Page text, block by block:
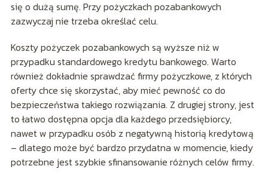
się o dużą sumę. Przy pożyczkach pozabankowych
zazwyczaj nie trzeba określać celu.
Koszty pożyczek pozabankowych są wyższe niż w
przypadku standardowego kredytu bankowego. Warto
również dokładnie sprawdzać firmy pożyczkowe, z których
oferty chce się skorzystać, aby mieć pewność co do
bezpieczeństwa takiego rozwiązania. Z drugiej strony, jest
to łatwo dostępna opcja dla każdego przedsiębiorcy,
nawet w przypadku osób z negatywną historią kredytową
– dlatego może być bardzo przydatna w momencie, kiedy
potrzebne jest szybkie sfinansowanie różnych celów firmy.